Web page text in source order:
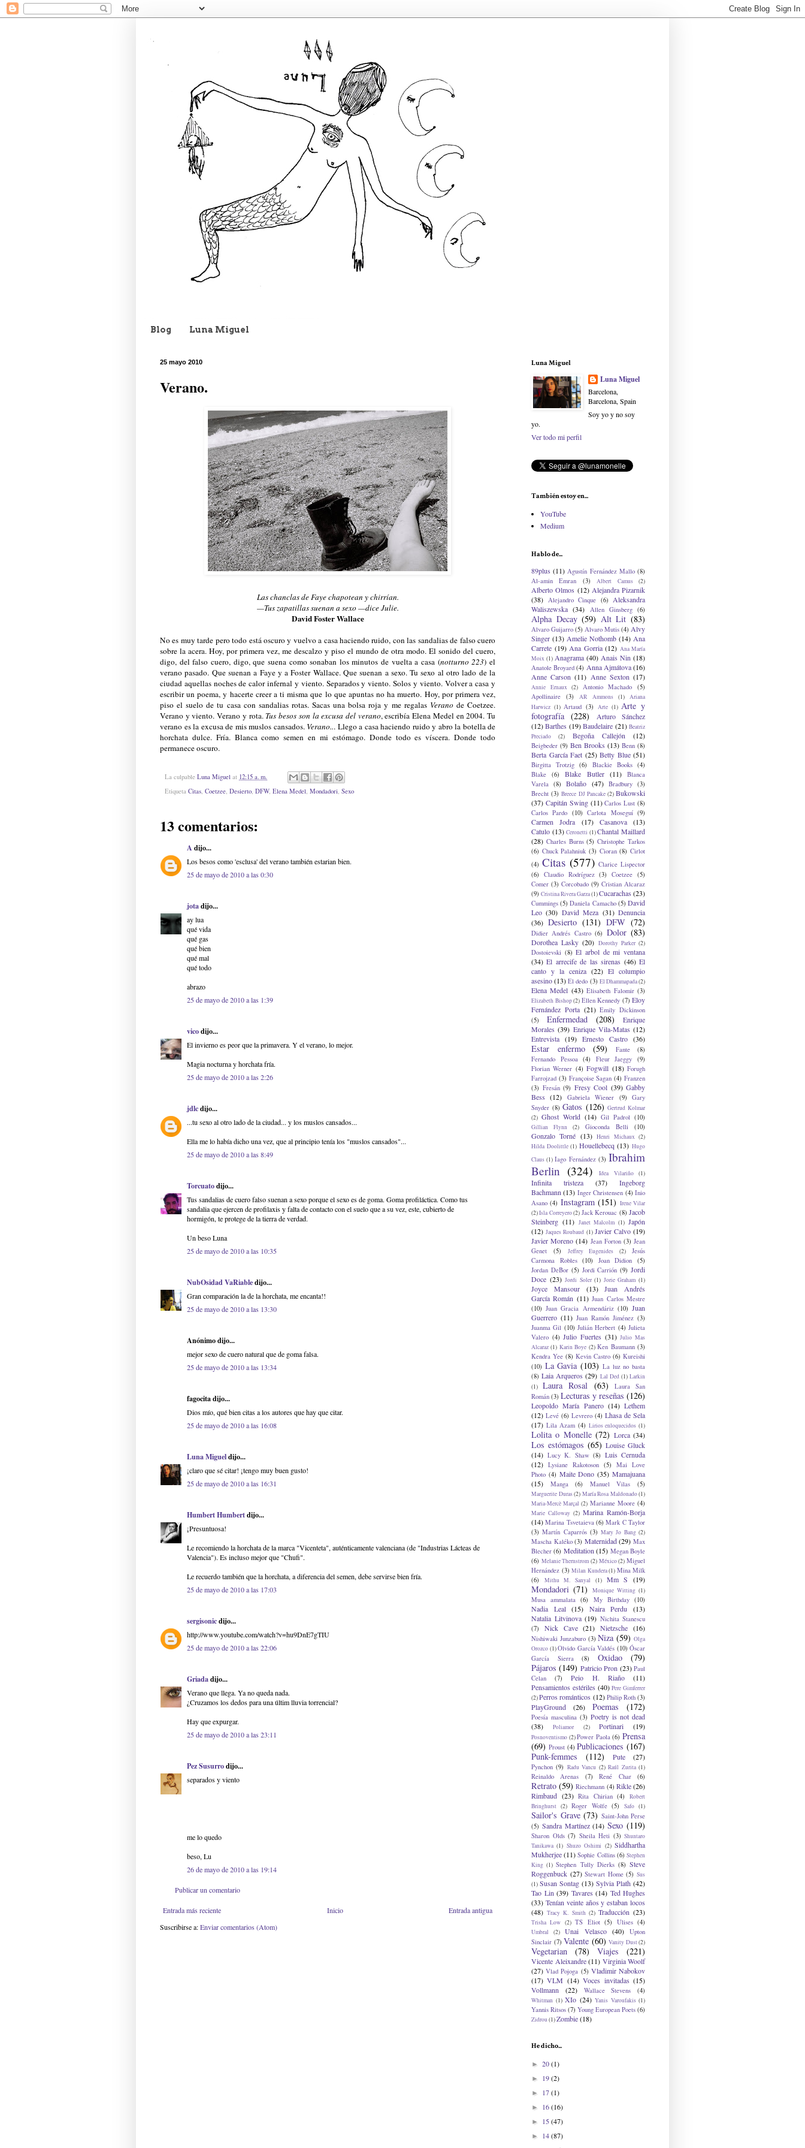
Blog Luna Miguel
25 mayo 2010
Verano.
Las chanclas de Faye chapotean y chirrían.
—Tus zapatillas suenan a sexo —dice Julie.
David Foster Wallace
No es muy tarde pero todo está oscuro y vuelvo a casa haciendo ruido, con las sandalias de falso cuero
sobre la acera. Hoy, por primera vez, me descalzo y piso el mundo de otra modo. El sonido del cuero,
digo, del falso cuero, digo, que suena como sonaban los minutos de vuelta a casa (notturno 223) el
verano pasado. Que suenan a Faye y a Foster Wallace. Que suenan a sexo. Tu sexo al otro lado de la
ciudad aquellas noches de calor infernal y viento. Separados y viento. Solos y viento. Volver a casa y
escribir un poema, y hacerte creer a ti misma que lo que apuntas no ha muerto. Hoy, por primera vez,
piso el suelo de tu casa con sandalias rotas. Sacas una bolsa roja y me regalas Verano de Coetzee.
Verano y viento. Verano y rota. Tus besos son la excusa del verano, escribía Elena Medel en 2004. Tu
verano es la excusa de mis muslos cansados. Verano... Llego a casa haciendo ruido y abro la botella de
horchata dulce. Fría. Blanca como semen en mi estómago. Donde todo es víscera. Donde todo
permanece oscuro.
La culpable Luna Miguel at 12:15 a. m.
Etiqueta Citas, Coetzee, Desierto, DFW, Elena Medel, Mondadori, Sexo
13 comentarios:
A dijo...
Los besos como 'esclusa' del verano también estarian bien.
25 de mayo de 2010 a las 0:30
jotadijo...
ay lua
qué vida
qué gas
qué bien
qué mal
qué todo
abrazo
25 de mayo de 2010 a las 1:39
vicodijo...
El invierno es peor que la primavera. Y el verano, lo mejor.
Magia nocturna y horchata fría.
25 de mayo de 2010 a las 2:26
jdlcdijo...
...tu sexo al otro lado de la ciudad... y los muslos cansados...
Ella me lo había dicho una vez, que al principio tenía los "muslos cansados"...
25 de mayo de 2010 a las 8:49
Torcuatodijo...
Tus sandalias de cuero falso suenan a sexo porque el sexo es de goma. Goma profiláctica. Como tus
sandalia que ejercen de profilaxis y falta de contacto con el suelo que a su vez, este, cubierto de
hormigón, te protege de la tierra de verdad.
Un beso Luna
25 de mayo de 2010 a las 10:35
NubOsidad VaRiabledijo...
Gran comparación la de la horchata, me encanta!!
25 de mayo de 2010 a las 13:30
Anónimo dijo...
mejor sexo de cuero natural que de goma falsa.
25 de mayo de 2010 a las 13:34
fagocita dijo...
Dios mío, qué bien citas a los autores que hay que citar.
25 de mayo de 2010 a las 16:08
Luna Migueldijo...
¡claro que sé citar! ¡tengo muy buen gusto!
25 de mayo de 2010 a las 16:31
Humbert Humbertdijo...
¡Presuntuosa!
Le recomiendo la horchata de la marca "Vicenteta", auténticamente valenciana (de "Industrias Lácteas de
Valencia"). Es incluso mejor que "Chufi".
Le recuerdo también que la horchata, a diferencia del semen, debe servirse bien fría.
25 de mayo de 2010 a las 17:03
sergisonicdijo...
http://www.youtube.com/watch?v=hu9DnE7gTIU
25 de mayo de 2010 a las 22:06
Griadadijo...
Verano que llega. Ya no queda nada.
¿Cruzamos los dedos para una últim lluvia torrencial?
Hay que expurgar.
25 de mayo de 2010 a las 23:11
Pez Susurrodijo...
separados y viento
me lo quedo
beso, Lu
26 de mayo de 2010 a las 19:14
Publicar un comentario
Entrada más reciente Entrada antigua
Inicio
Suscribirse a:Enviar comentarios (Atom)
Luna Miguel
Luna Miguel
Barcelona,
Barcelona, Spain
Soy yo y no soy
yo.
Ver todo mi perfil
También estoy en...
YouTube
Medium
Hablo de...
89plus (11) Agustín Fernández Mallo (8)
Al-amin Emran
(3) Albert Camus (2)
Alberto Olmos (12) Alejandra Pizarnik
(38)
Alejandro Cinque (6)
Aleksandra
Waliszewska (34) Allen Ginsberg (6)
Alpha Decay (59) Alt Lit (83)
Alvaro Guijarro (5) Alvaro Mutis (4) Alvy
Singer (13) Amelie Nothomb (14) Ana
Carrete (19) Ana Gorria (12) Ana María
Moix (1) Anagrama (40) Anais Nin (18)
Anatole Broyard (4) Anna Ajmátova (16)
Anne Carson (11) Anne Sexton (17)
Annie Ernaux (2) Antonio Machado
(5)
Apollinaire
(3) AR Ammons (1)
Ariana
Harwicz (1) Artaud (3) Arte (1) Arte y
fotografía (228)
Arturo Sánchez
(12) Barthes (19) Baudelaire (21) Beatriz
Preciado
(2) Begoña Callejón (12)
Beigbeder (9) Ben Brooks (13) Benn (8)
Berta García Faet (25) Betty Blue (51)
Birgitta Trotzig (6) Blackie Books (4)
Blake
(6) Blake Butler (11)
Blanca
Varela
(8) Bolaño (47) Bradbury (3)
Brecht (3) Breece DJ Pancake (2) Bukowski
(37) Capitán Swing (11) Carlos Lust (8)
Carlos Pardo (10) Carlota Moseguí (9)
Carmen Jodra (17) Casanova
(13)
Catulo (13) Ceronetti (1) Chantal Maillard
(28) Charles Burns (5) Christophe Tarkos
(6) Chuck Palahniuk (3) Cioran (8) Cirlot
(4) Citas (577) Clarice Lispector
(6)
Claudio Rodríguez (3) Coetzee (5)
Comer (3) Corcobado (9) Cristian Alcaraz
(9) Cristina Rivera Garza(1)Cucarachas (23)
Cummings (5) Daniela Camacho (5) David
Leo (30) David Meza (31) Denuncia
(36) Desierto (131) DFW (72)
Didier Andrés Castro (6) Dolor (83)
Dorothea Lasky (20) Dorothy Parker (2)
Dostoievski (8) El arbol de mi ventana
(34) El arrecife de las sirenas (46) El
canto y la ceniza (22) El columpio
asesino(13) El dedo (3) El Dhammapada(2)
Elena Medel (43) Elisabeth Falomir (3)
Elizabeth Bishop(2) Ellen Kennedy (7) Eloy
Fernández Porta (21) Emily Dickinson
(5)
Enfermedad (208)
Enrique
Morales (39) Enrique Vila-Matas (12)
Entrevista (19) Ernesto Castro (36)
Estar enfermo (59) Fante
(8)
Fernando Pessoa
(4) Fleur Jaeggy
(9)
Florian Werner (4) Fogwill (18) Forugh
Farrojzad (3) Françoise Sagan (4) Franzen
(3) Fresán (9) Fresy Cool (39) Gabby
Bess (12) Gabriela Wiener (9)
Gary
Snyder (8) Gatos (126) Gertrud Kolmar
(2) Ghost World (14) Gil Padrol (10)
Gillian Flynn (2) Gioconda Belli (10)
Gonzalo Torné (13) Henri Michaux (2)
Hilda Doolittle (1) Houellebecq (13) Hugo
Claus (1) Iago Fernández (3) Ibrahim
Berlin (324) Idea Vilariño (1)
Infinita tristeza (37)
Ingeborg
Bachmann (13) Inger Christensen (4) Inio
Asano (4) Instagram (151) Irene Vilar
(2)Isla Correyero(2) Jack Kerouac (8) Jacob
Steinberg (11) Janet Malcolm (1) Japón
(12) Jaques Roubaud (1) Javier Calvo (19)
Javier Moreno (14) Jean Forton (3) Jean
Genet
(5) Jeffrey Eugenides (2)
Jesús
Carmona Robles
(10) Joan Didion
(5)
Jordan DeBor (5) Jordi Carrión (9) Jordi
Doce (23) Jordi Soler (1) Jorie Graham (1)
Joyce Mansour (13)
Juan Andrés
García Román (11) Juan Carlos Mestre
(10) Juan Gracia Armendáriz (10) Juan
Guerrero (11) Juan Ramón Jiménez (3)
Juanma Gil (10) Julián Herbert (4) Julieta
Valero (4) Julio Fuertes (31) Julio Mas
Alcaraz (1) Karin Boye (2) Ken Baumann (3)
Kendra Yee (8) Kevin Castro (6) Kureishi
(10) La Gavia (103) La luz no basta
(8) Laia Arqueros (29) Lal Ded (1) Larkin
(1)
Laura Rosal (63)
Laura San
Román (3) Lecturas y reseñas (126)
Leopoldo María Panero (14) Lethem
(12) Levé (6) Levrero (4) Lhasa de Sela
(17) Lila Azam (4) Lirios enloquecidos (1)
Lolita o Monelle (72) Lorca (34)
Los estómagos (65) Louise Gluck
(14) Lucy K. Shaw (8) Luis Cernuda
(12) Lysiane Rakotoson (5)
Mai Love
Photo (4) Maite Dono (35) Mamajuana
(15)
Manga (6) Manuel Vilas (5)
Marguerite Duras(2) María Rosa Maldonado(1)
Maria-Mercè Marçal (2) Marianne Moore (4)
Marie Calloway (2) Marina Ramón-Borja
(14) Marina Tsvetaieva (6) Mark C Taylor
(3) Martín Caparrós (3) Mary Jo Bang (2)
Mascha Kaléko (3) Maternidad (29) Max
Blecher (6) Meditation (15) Megan Boyle
(6) Melanie Thernstrom (2) México (2) Miguel
Hernández (3) Milan Kundera(1) Mina Milk
(6)
Mithu M. Sanyal (1) Mm S (19)
Mondadori (71) Monique Witting (1)
Musa ammalata (6) My Birthday (10)
Nadia Leal (15) Naira Perdu
(13)
Natalia Litvinova (19) Nichita Stanescu
(7)
Nick Cave (21) Nietzsche (16)
Nishiwaki Junzaburo (3) Niza (59) Olga
Orozco (1)Olvido García Valdés (10) Óscar
García Sierra
(8) Oxidao
(79)
Pájaros (149) Patricio Pron (23) Paul
Celan
(7) Peio H. Riaño
(11)
Pensamientos estériles (40) Pere Gimferrer
(2)Perros románticos (12) Philip Roth (3)
PlayGround (26) Poemas (172)
Poesía masculina (3) Poetry is not dead
(38)
Poliamor (2) Portinari (19)
Posnoventismo (2) Power Paola (6) Prensa
(69) Proust (4) Publicaciones (167)
Punk-femmes
(112) Pute (27)
Pynchon (9) Radu Vancu (2) Raúl Zurita (1)
Reinaldo Arenas (7) René Char (6)
Retrato (59) Riechmann (4) Rikle (26)
Rimbaud (23) Rita Chirian (4)
Robert
Bringhurst (2) Roger Wolfe (5) Safo (1)
Sailor's Grave (73) Saint-John Perse
(5) Sandra Martínez (14) Sexo (119)
Sharon Olds (7) Sheila Heti (3) Shuntaro
Tanikawa (1) Shuzo Oshimi (2) Siddhartha
Mukherjee (11) Sophie Collins (6) Stephen
King (1) Stephen Tully Dierks (8) Steve
Roggenbuck (27) Stewart Home (5) Sus
(1) Susan Sontag (13) Sylvia Plath (42)
Tao Lin (39) Tavares (14) Ted Hughes
(33) Tenían veinte años y estaban locos
(48) Tracy K. Smith (2) Traducción (23)
Trisha Low (2) TS Eliot (5) Ulises (4)
Umbral (2) Unai Velasco (40)
Upton
Sinclair (7) Valente (60) Vanity Dust(2)
Vegetarian (78) Viajes (221)
Vicente Aleixandre (11) Virginia Woolf
(27) Vlad Pojoga (5) Vladimir Nabokov
(17) VLM (14) Voces invitadas (15)
Vollmann
(22) Wallace Stevens (4)
Whitman (1) XIo (24) Yanis Varoufakis (1)
Yannis Ritsos (7) Young European Poets (6)
Zidrou(1)Zombie(18)
He dicho...
► 20(1)
► 19(2)
► 17(1)
► 16(16)
► 15(47)
► 14(87)